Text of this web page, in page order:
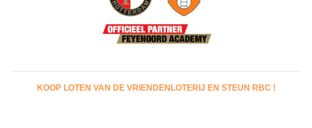
KOOP LOTEN VAN DE VRIENDENLOTERIJ EN STEUN RBC !